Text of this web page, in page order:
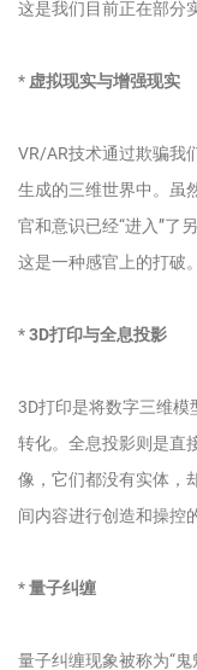
这是我们目前正在部分
* 虚拟现实与增强现实
VR/AR技术通过欺骗我
生成的三维世界中。虽
官和意识已经“进入”了
这是一种感官上的打破。
*3D打印与全息投影
3D打印是将数字三维模
转化。全息投影则是直
像，它们都没有实体，
间内容进行创造和操控
*量子纠缠
量子纠缠现象被称为“